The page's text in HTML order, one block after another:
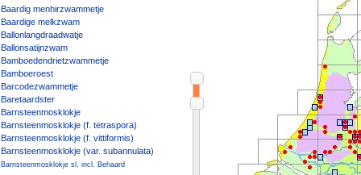
Baardig menhirzwammetje
Baardige melkzwam
Ballonlangdraadwatje
Ballonsatijnzwam
Bamboedendrietzwammetje
Bamboeroest
Barcodezwammetje
Baretaardster
Barnsteenmosklokje
Barnsteenmosklokje (f. tetraspora)
Barnsteenmosklokje (f. vittiformis)
Barnsteenmosklokje (var. subannulata)
Barnsteenmosklokje sl, incl. Behaard